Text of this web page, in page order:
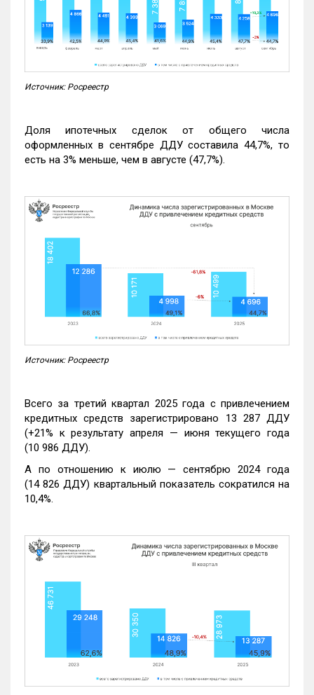
Источник: Росреестр
Доля ипотечных сделок от общего числа
оформленных в сентябре ДДУ составила 44,7%, то
есть на 3% меньше, чем в августе (47,7%).
Источник: Росреестр
Всего за третий квартал 2025 года с привлечением
кредитных средств зарегистрировано 13 287 ДДУ
(+21% к результату апреля — июня текущего года
(10 986 ДДУ).
А по отношению к июлю — сентябрю 2024 года
(14 826 ДДУ) квартальный показатель сократился на
10,4%.